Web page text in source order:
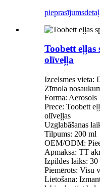
pieprasījums
Toobett eļļas
olīveļļa
Izcelsmes vieta:
Zīmola
Forma: Aerosols
Prece: Toobett
olīveļļas
Uzglabāšanas
Tilpums: 200 ml
OEM/ODM:
Apmaksa: TT
Izpildes laiks: 30
Piemērots: Visu
Lietošana: